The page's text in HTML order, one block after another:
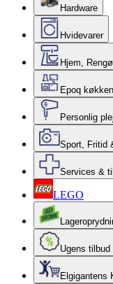
Hardware
Hvidevarer
Hjem,
Epoq
Personlig
Sport, Fritid
Services &
LEGO
Ugens
Elgigantens